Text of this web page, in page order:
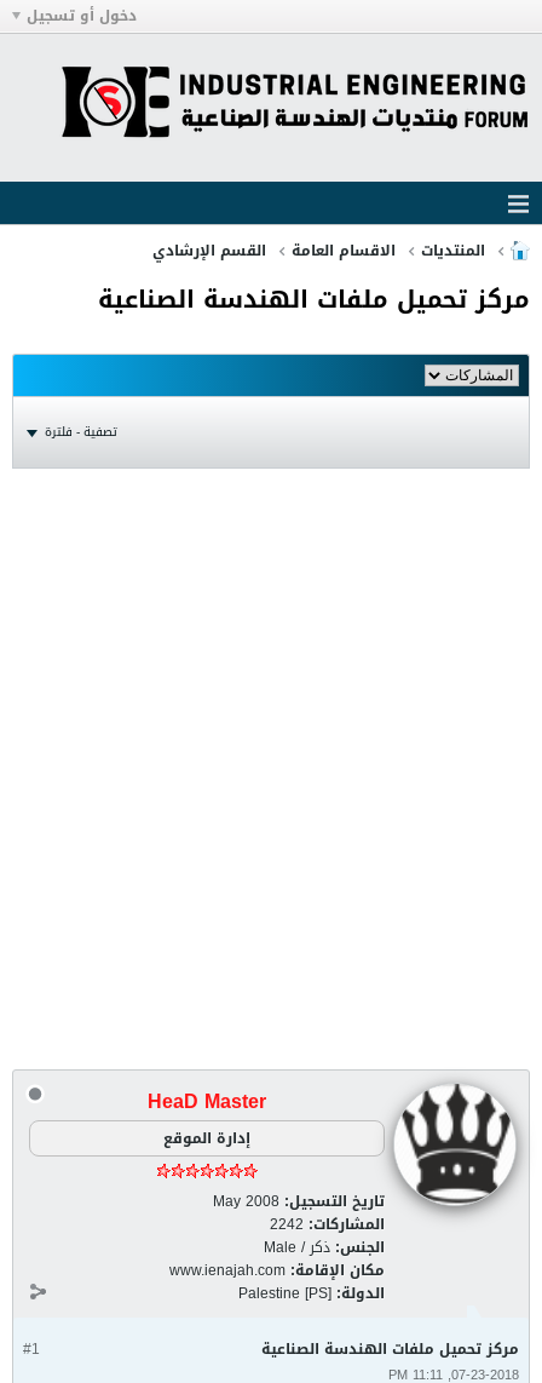
دخول أو تسجيل
المنتديات الاقسام العامة القسم الإرشادي
مركز تحميل ملفات الهندسة الصناعية
تصفية - فلترة
HeaD Master
إدارة الموقع
تاريخ التسجيل: May 2008
المشاركات: 2242
الجنس: ذكر / Male
مكان الإقامة: www.ienajah.com
الدولة: Palestine [PS]
#1 مركز تحميل ملفات الهندسة الصناعية
07-23-2018, 11:11 PM